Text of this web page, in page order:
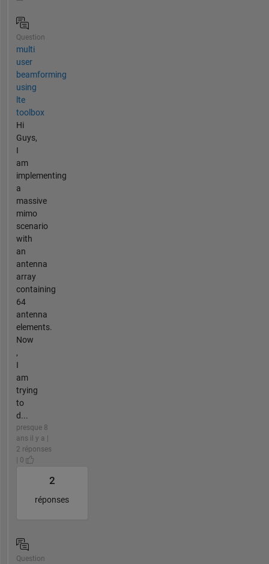
Question
multi
user
beamforming
using
lte
toolbox
Hi
Guys,
I
am
implementing
a
massive
mimo
scenario
with
an
antenna
array
containing
64
antenna
elements.
Now
,
I
am
trying
to
d...
presque 8
ans il y a |
2 réponses
| 0
2
réponses
Question